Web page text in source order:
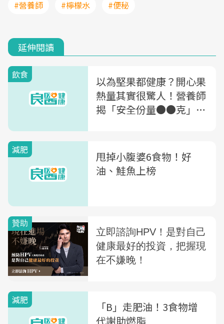
#營養師 #檸檬水 #便秘
延伸閱讀
飲食
以為堅果都健康？開心果
熱量其實很驚人！營養師
揭「安全份量●●克」不
減肥
甩掉小腹婆6食物！好
油、鮭魚上榜
減肥
「B」走肥油！3食物增
代謝助燃脂